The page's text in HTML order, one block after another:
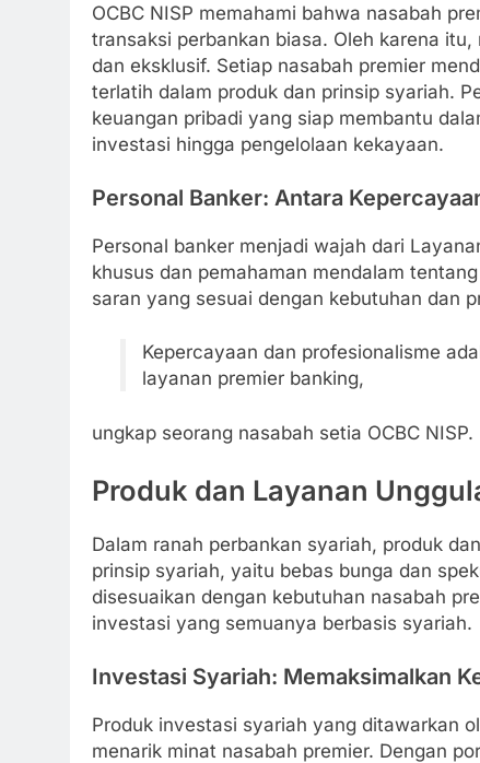
OCBC NISP memahami bahwa nasabah
transaksi perbankan biasa. Oleh karena
dan eksklusif. Setiap nasabah premier
terlatih dalam produk dan prinsip syariah.
keuangan pribadi yang siap membantu
investasi hingga pengelolaan kekayaan.
Personal Banker: Antara
Personal banker menjadi wajah dari
khusus dan pemahaman mendalam
saran yang sesuai dengan kebutuhan dan
Kepercayaan dan profesionalisme
layanan premier banking,
ungkap seorang nasabah setia OCBC NISP.
Produk dan Layanan
Dalam ranah perbankan syariah, produk
prinsip syariah, yaitu bebas bunga dan
disesuaikan dengan kebutuhan nasabah
investasi yang semuanya berbasis syariah.
Investasi Syariah: Memaksimalkan
Produk investasi syariah yang ditawarkan
menarik minat nasabah premier. Dengan